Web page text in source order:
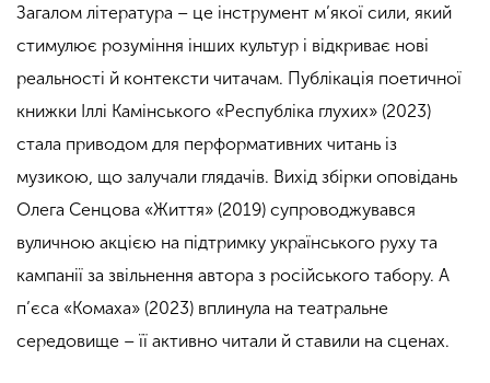
Загалом література – це інструмент м’якої сили, який
стимулює розуміння інших культур і відкриває нові
реальності й контексти читачам. Публікація поетичної
книжки Іллі Камінського «Республіка глухих» (2023)
стала приводом для перформативних читань із
музикою, що залучали глядачів. Вихід збірки оповідань
Олега Сенцова «Життя» (2019) супроводжувався
вуличною акцією на підтримку українського руху та
кампанії за звільнення автора з російського табору. А
п’єса «Комаха» (2023) вплинула на театральне
середовище – її активно читали й ставили на сценах.